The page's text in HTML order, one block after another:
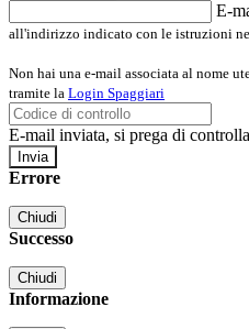
E-
all'indirizzo indicato con le istruzioni
Non hai una e-mail associata al nome
tramite la Login Spaggiari
E-mail inviata, si prega di
Errore
Chiudi
Successo
Chiudi
Informazione